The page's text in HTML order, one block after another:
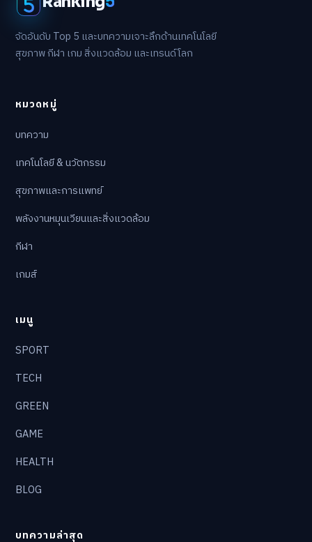
จัดอันดับ Top 5 และบทความเจาะลึกด้านเทคโนโลยี
สุขภาพ กีฬา เกม สิ่งแวดล้อม และเทรนด์โลก
หมวดหมู่
บทความ
เทคโนโลยี & นวัตกรรม
สุขภาพและการแพทย์
พลังงานหมุนเวียนและสิ่งแวดล้อม
กีฬา
เกมส์
เมนู
SPORT
TECH
GREEN
GAME
HEALTH
BLOG
บทความล่าสุด